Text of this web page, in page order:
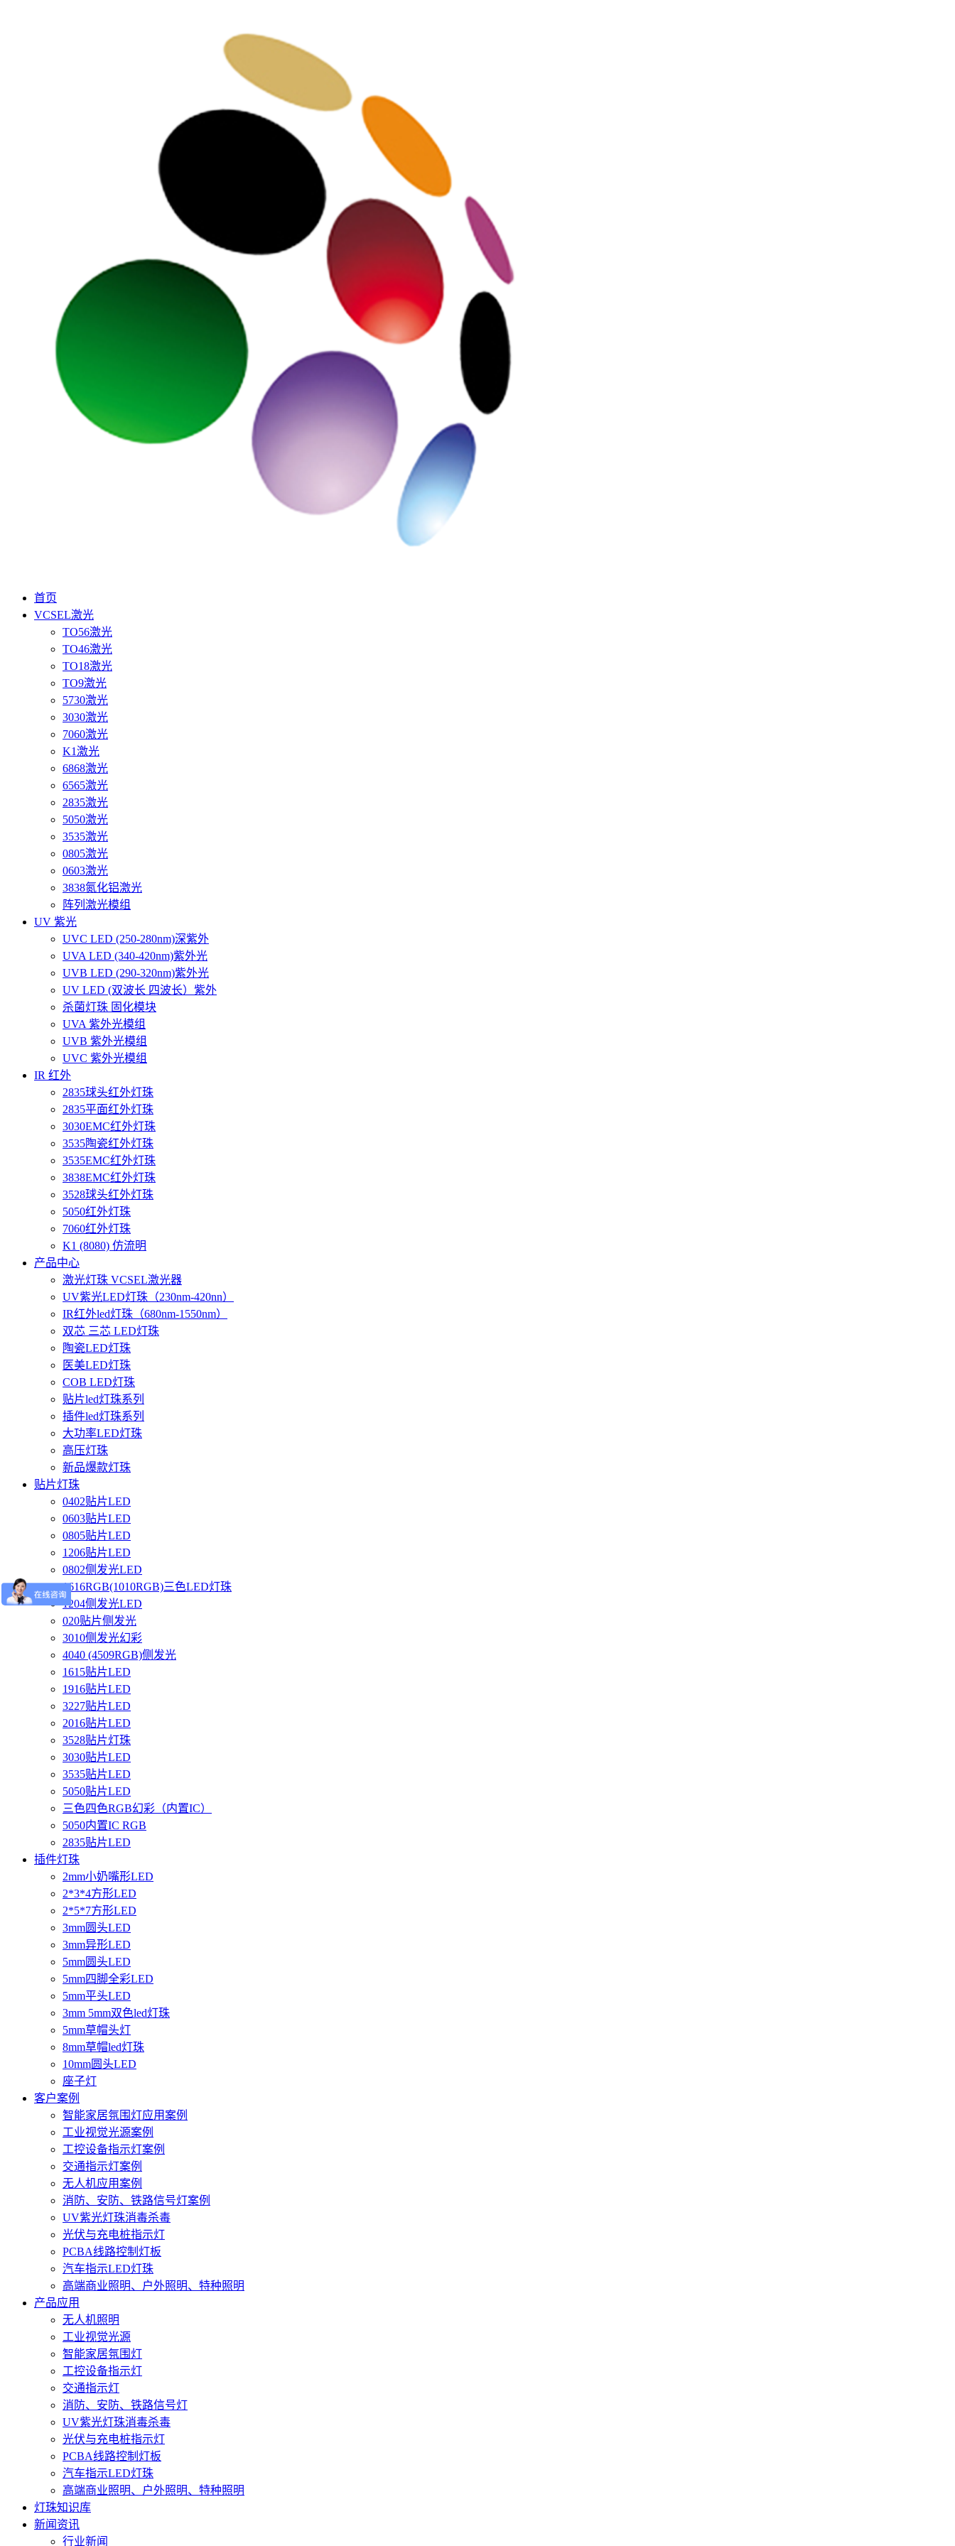
首页
VCSEL激光
TO56激光
TO46激光
TO18激光
TO9激光
5730激光
3030激光
7060激光
K1激光
6868激光
6565激光
2835激光
5050激光
3535激光
0805激光
0603激光
3838氮化铝激光
阵列激光模组
UV 紫光
UVC LED (250-280nm)深紫外
UVA LED (340-420nm)紫外光
UVB LED (290-320nm)紫外光
UV LED (双波长 四波长）紫外
杀菌灯珠 固化模块
UVA 紫外光模组
UVB 紫外光模组
UVC 紫外光模组
IR 红外
2835球头红外灯珠
2835平面红外灯珠
3030EMC红外灯珠
3535陶瓷红外灯珠
3535EMC红外灯珠
3838EMC红外灯珠
3528球头红外灯珠
5050红外灯珠
7060红外灯珠
K1 (8080) 仿流明
产品中心
激光灯珠 VCSEL激光器
UV紫光LED灯珠（230nm-420nn）
IR红外led灯珠（680nm-1550nm）
双芯 三芯 LED灯珠
陶瓷LED灯珠
医美LED灯珠
COB LED灯珠
贴片led灯珠系列
插件led灯珠系列
大功率LED灯珠
高压灯珠
新品爆款灯珠
贴片灯珠
0402贴片LED
0603贴片LED
0805贴片LED
1206贴片LED
0802侧发光LED
1616RGB(1010RGB)三色LED灯珠
1204侧发光LED
020贴片侧发光
3010侧发光幻彩
4040 (4509RGB)侧发光
1615贴片LED
1916贴片LED
3227贴片LED
2016贴片LED
3528贴片灯珠
3030贴片LED
3535贴片LED
5050贴片LED
三色四色RGB幻彩（内置IC）
5050内置IC RGB
2835贴片LED
插件灯珠
2mm小奶嘴形LED
2*3*4方形LED
2*5*7方形LED
3mm圆头LED
3mm异形LED
5mm圆头LED
5mm四脚全彩LED
5mm平头LED
3mm 5mm双色led灯珠
5mm草帽头灯
8mm草帽led灯珠
10mm圆头LED
座子灯
客户案例
智能家居氛围灯应用案例
工业视觉光源案例
工控设备指示灯案例
交通指示灯案例
无人机应用案例
消防、安防、铁路信号灯案例
UV紫光灯珠消毒杀毒
光伏与充电桩指示灯
PCBA线路控制灯板
汽车指示LED灯珠
高端商业照明、户外照明、特种照明
产品应用
无人机照明
工业视觉光源
智能家居氛围灯
工控设备指示灯
交通指示灯
消防、安防、铁路信号灯
UV紫光灯珠消毒杀毒
光伏与充电桩指示灯
PCBA线路控制灯板
汽车指示LED灯珠
高端商业照明、户外照明、特种照明
灯珠知识库
新闻资讯
行业新闻